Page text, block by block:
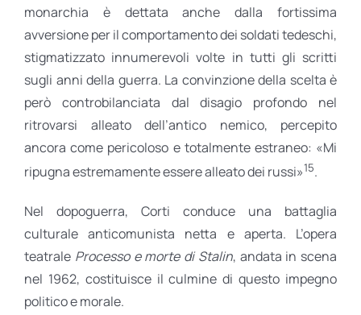
monarchia è dettata anche dalla fortissima
avversione per il comportamento dei soldati tedeschi,
stigmatizzato innumerevoli volte in tutti gli scritti
sugli anni della guerra. La convinzione della scelta è
però controbilanciata dal disagio profondo nel
ritrovarsi alleato dell’antico nemico, percepito
ancora come pericoloso e totalmente estraneo: «Mi
ripugna estremamente essere alleato dei russi»15.
Nel dopoguerra, Corti conduce una battaglia
culturale anticomunista netta e aperta. L’opera
teatrale Processo e morte di Stalin, andata in scena
nel 1962, costituisce il culmine di questo impegno
politico e morale.